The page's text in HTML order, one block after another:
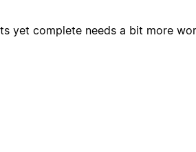
yet complete needs a bit more